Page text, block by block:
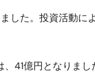
た。投資活動
41億円となりま